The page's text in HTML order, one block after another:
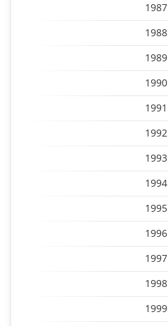
1987
1988
1989
1990
1991
1992
1993
1994
1995
1996
1997
1998
1999